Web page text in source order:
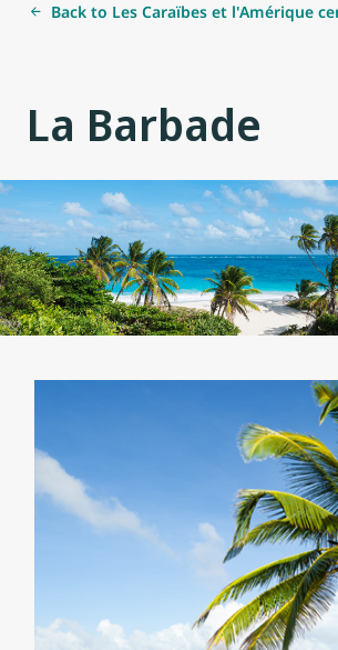
Back to Les Caraïbes et l'Amérique
La Barbade